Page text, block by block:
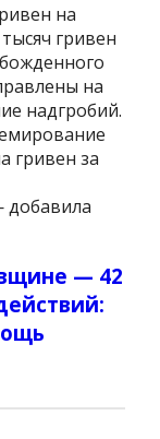
на
гривен
на
надгробий.
гривен за
добавила
— 42